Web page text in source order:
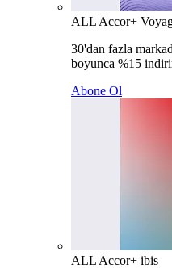
ALL Accor+
30'dan fazla
boyunca %15
Abone Ol
ALL Accor+ ibis